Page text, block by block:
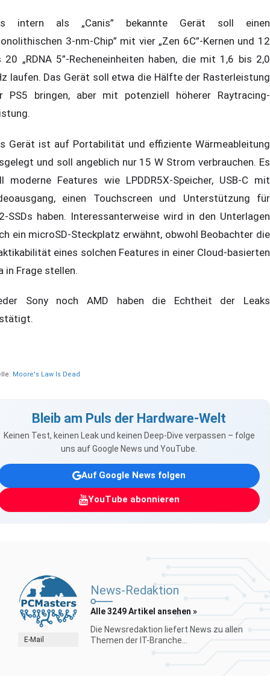
intern als „Canis” bekannte Gerät soll einen
3-nm-Chip” mit vier „Zen 6C”-Kernen und 12
20 „RDNA 5”-Recheneinheiten haben, die mit 1,6 bis 2,0
laufen. Das Gerät soll etwa die Hälfte der Rasterleistung
PS5 bringen, aber mit potenziell höherer Raytracing-
Gerät ist auf Portabilität und effiziente Wärmeableitung
und soll angeblich nur 15 W Strom verbrauchen. Es
moderne Features wie LPDDR5X-Speicher, USB-C mit
einen Touchscreen und Unterstützung für
SSDs haben. Interessanterweise wird in den Unterlagen
ein microSD-Steckplatz erwähnt, obwohl Beobachter die
eines solchen Features in einer Cloud-basierten
in Frage stellen.
Sony noch AMD haben die Echtheit der Leaks
Moore's Law Is Dead
Bleib am Puls der Hardware-Welt
Keinen Test, keinen Leak und keinen Deep-Dive verpassen – folge
uns auf Google News und YouTube.
Auf Google News folgen
YouTube abonnieren
E-Mail
News-Redaktion
Alle 3249 Artikel ansehen »
Die Newsredaktion liefert News zu allen
Themen der IT-Branche...